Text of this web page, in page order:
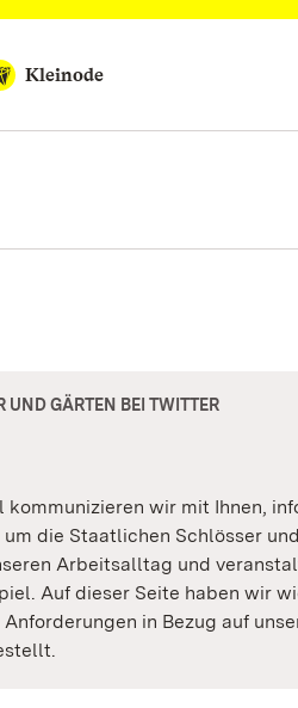
Kleinode
UND GÄRTEN BEI TWITTER
wir mit Ihnen,
die Staatlichen Schlösser
Arbeitsalltag und
Auf dieser Seite haben wir
in Bezug auf